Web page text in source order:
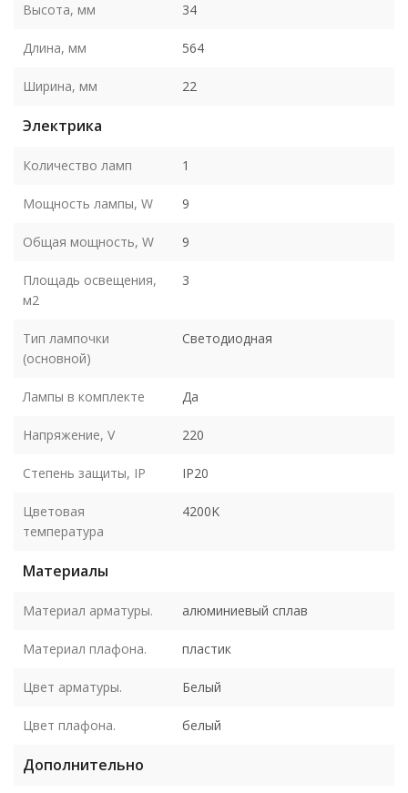
Высота, мм 34
Длина, мм 564
Ширина, мм 22
Электрика
Количество ламп 1
Мощность лампы, W 9
Общая мощность, W 9
Площадь освещения,
м2
3
Тип лампочки
(основной)
Светодиодная
Лампы в комплекте Да
Напряжение, V 220
Степень защиты, IP IP20
Цветовая
температура
4200K
Материалы
Материал арматуры. алюминиевый сплав
Материал плафона. пластик
Цвет арматуры. Белый
Цвет плафона. белый
Дополнительно